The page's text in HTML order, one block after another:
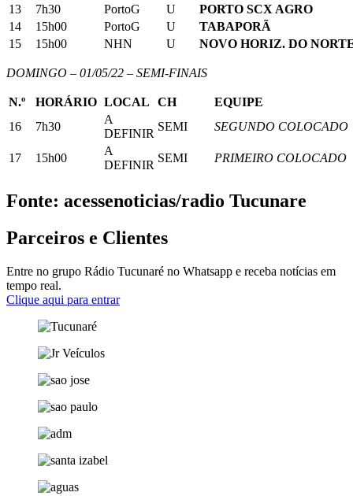
13
7h30 PortoG U
PORTO SCX AGRO
14
15h00 PortoG U
TABAPORÃ
15
15h00 NHN U NOVO HORIZ. DO
DOMINGO – 01/05/22 – SEMI-FINAIS
N.º HORÁRIO LOCAL CH
EQUIPE
16
7h30
A
DEFINIR
SEMI SEGUNDO COLOCADO
17 15h00
A
DEFINIR
SEMI PRIMEIRO COLOCADO
Fonte: acessenoticias/radio Tucunare
Parceiros e Clientes
Entre no grupo Rádio Tucunaré no Whatsapp e receba notícias em
tempo real.
Clique aqui para entrar